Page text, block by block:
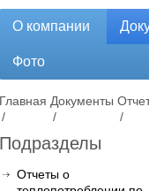
О компании
Фото
Главная
/
Документы
/
/
Подразделы
Отчеты о